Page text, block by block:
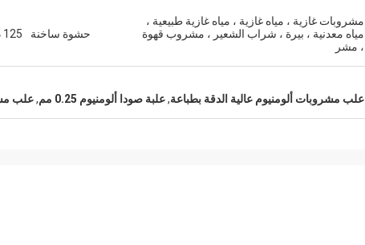
مشروبات غازية ، مياه غازية ، مياه غازية طبيعية ،
مياه معدنية ، بيرة ، شراب الشعير ، مشروب قهوة
، مشر
حشوة ساخنة 125 درجة
علب مشروبات ألومنيوم عالية الدقة بطباعة,علبة صودا ألومنيوم 0.25 مم ,علب